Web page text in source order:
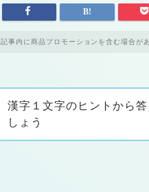
記事内に商品プロモーションを含む場合が
漢字１文字のヒントから答
しょう